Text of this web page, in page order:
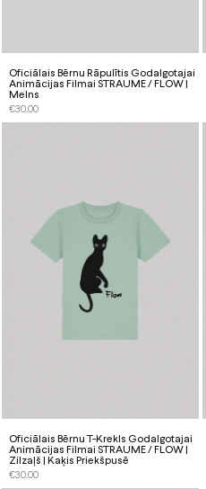
Oficiālais Bērnu Rāpulītis Godalgotajai
Animācijas Filmai STRAUME / FLOW |
Melns
€30.00
Oficiālais Bērnu T-Krekls Godalgotajai
Animācijas Filmai STRAUME / FLOW |
Zilzaļš | Kaķis Priekšpusē
€30.00